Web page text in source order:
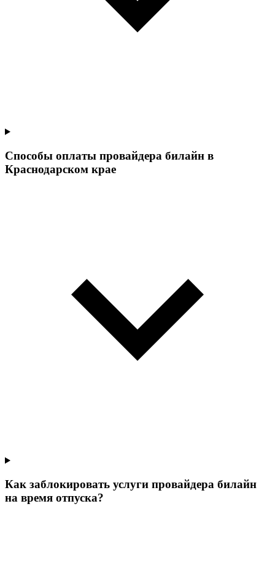
Способы оплаты провайдера билайн в
Краснодарском крае
Как заблокировать услуги провайдера билайн
на время отпуска?